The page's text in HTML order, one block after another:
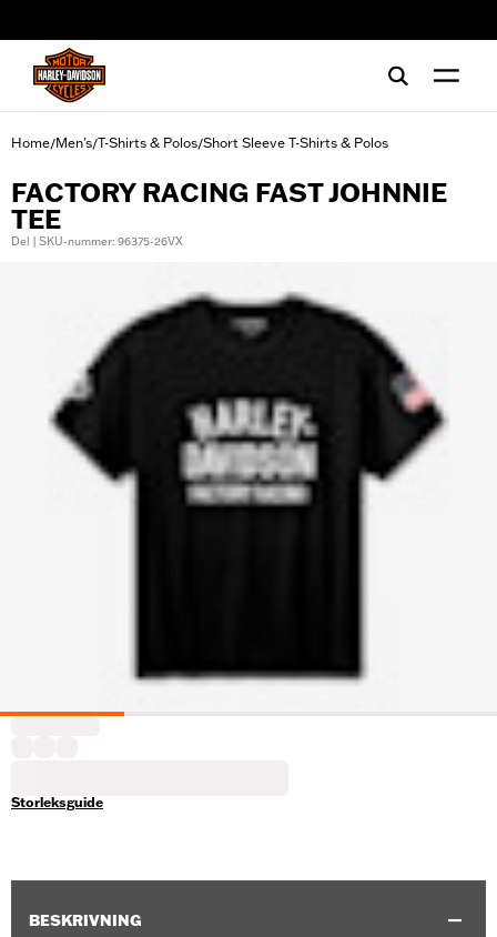
Home/Men's/T-Shirts & Polos/Short Sleeve T-Shirts & Polos
FACTORY RACING FAST JOHNNIE
TEE
Del | SKU-nummer: 96375-26VX
Storleksguide
BESKRIVNING